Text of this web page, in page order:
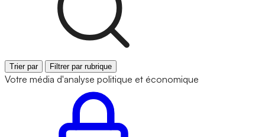
Trier par Filtrer par rubrique
Votre média d'analyse politique et économique